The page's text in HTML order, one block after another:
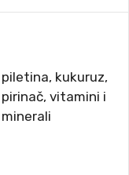
piletina, kukuruz,
pirinač, vitamini i
minerali